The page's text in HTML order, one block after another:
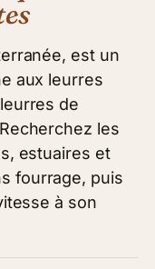
est un
aux leurres
de
les
estuaires et
fourrage, puis
à son